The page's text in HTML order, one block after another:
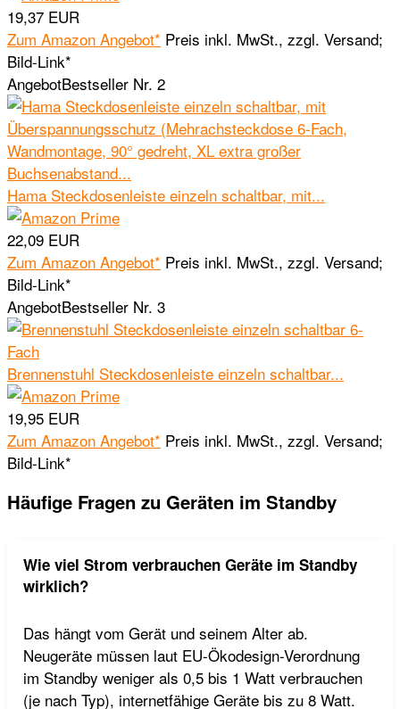
19,37 EUR
Zum Amazon Angebot* Preis inkl. MwSt., zzgl. Versand;
Bild-Link*
AngebotBestseller Nr. 2
Hama Steckdosenleiste einzeln schaltbar, mit...
22,09 EUR
Zum Amazon Angebot* Preis inkl. MwSt., zzgl. Versand;
Bild-Link*
AngebotBestseller Nr. 3
Brennenstuhl Steckdosenleiste einzeln schaltbar...
19,95 EUR
Zum Amazon Angebot* Preis inkl. MwSt., zzgl. Versand;
Bild-Link*
Häufige Fragen zu Geräten im Standby
Wie viel Strom verbrauchen Geräte im Standby
wirklich?
Das hängt vom Gerät und seinem Alter ab.
Neugeräte müssen laut EU-Ökodesign-Verordnung
im Standby weniger als 0,5 bis 1 Watt verbrauchen
(je nach Typ), internetfähige Geräte bis zu 8 Watt.